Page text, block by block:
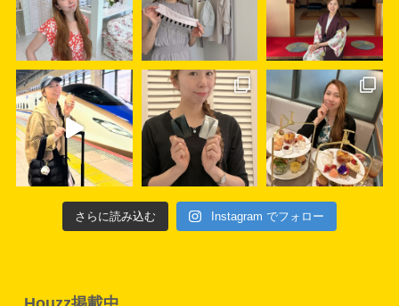
さらに読み込む Instagram でフォロー